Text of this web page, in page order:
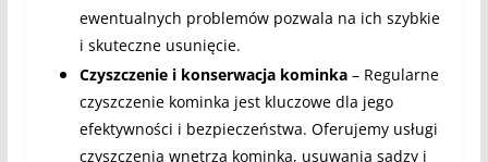
ewentualnych problemów pozwala na ich szybkie
i skuteczne usunięcie.
Czyszczenie i konserwacja kominka– Regularne
czyszczenie kominka jest kluczowe dla jego
efektywności i bezpieczeństwa. Oferujemy usługi
czyszczenia wnętrza kominka, usuwania sadzy i